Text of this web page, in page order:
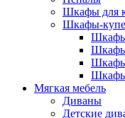
Шкафы для
Шкафы-купе
Мягкая мебель
Диваны
Детские